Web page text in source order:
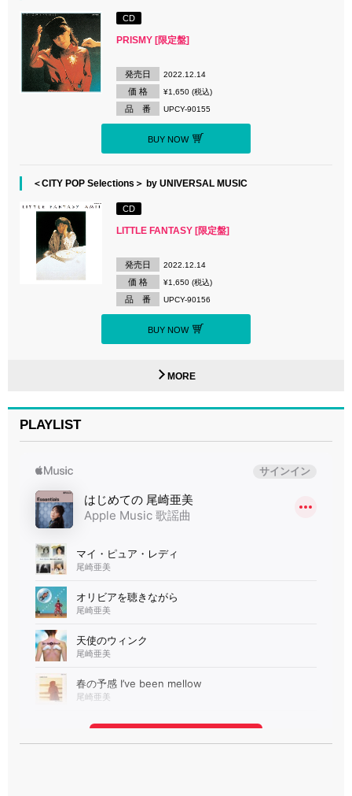
CD
PRISMY [限定盤]
発売日 2022.12.14
価 格 ¥1,650 (税込)
品 番 UPCY-90155
BUY NOW
＜CITY POP Selections＞ by UNIVERSAL MUSIC
CD
LITTLE FANTASY [限定盤]
発売日 2022.12.14
価 格 ¥1,650 (税込)
品 番 UPCY-90156
BUY NOW
MORE
PLAYLIST